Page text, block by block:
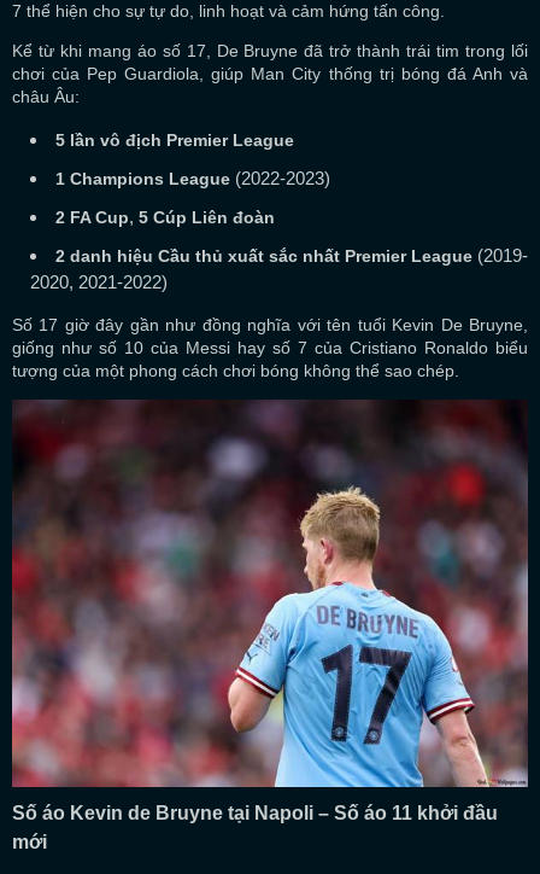
7 thể hiện cho sự tự do, linh hoạt và cảm hứng tấn công.
Kể từ khi mang áo số 17, De Bruyne đã trở thành trái tim trong lối
chơi của Pep Guardiola, giúp Man City thống trị bóng đá Anh và
châu Âu:
5 lần vô địch Premier League
1 Champions League (2022-2023)
2 FA Cup, 5 Cúp Liên đoàn
2 danh hiệu Cầu thủ xuất sắc nhất Premier League (2019-
2020, 2021-2022)
Số 17 giờ đây gần như đồng nghĩa với tên tuổi Kevin De Bruyne,
giống như số 10 của Messi hay số 7 của Cristiano Ronaldo biểu
tượng của một phong cách chơi bóng không thể sao chép.
Số áo Kevin de Bruyne tại Napoli – Số áo 11 khởi đầu
mới